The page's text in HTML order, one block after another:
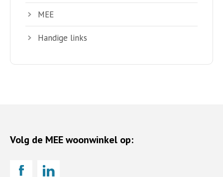
MEE
Handige links
Volg de MEE woonwinkel op: